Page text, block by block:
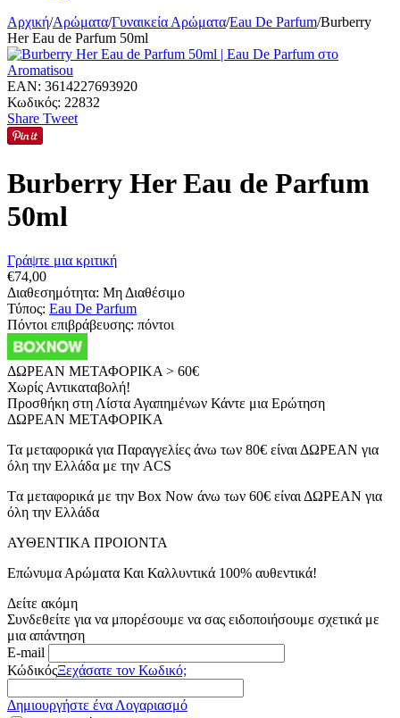
Αρχική/Αρώματα/Γυναικεία Αρώματα/Eau De Parfum/Burberry
Her Eau de Parfum 50ml
EAN: 3614227693920
Κωδικός: 22832
Share Tweet
Burberry Her Eau de Parfum
50ml
Γράψτε μια κριτική
€74,00
Διαθεσημότητα: Μη Διαθέσιμο
Τύπος: Eau De Parfum
Πόντοι επιβράβευσης: πόντοι
ΔΩΡΕΑΝ ΜΕΤΑΦΟΡΙΚΑ > 60€
Χωρίς Αντικαταβολή!
Προσθήκη στη Λίστα Αγαπημένων Κάντε μια Ερώτηση
ΔΩΡΕΑΝ ΜΕΤΑΦΟΡΙΚΑ
Τα μεταφορικά για Παραγγελίες άνω των 80€ είναι ΔΩΡΕΑΝ για
όλη την Ελλάδα με την ACS
Tα μεταφορικά με την Box Now άνω των 60€ είναι ΔΩΡΕΑΝ για
όλη την Ελλάδα
ΑΥΘΕΝΤΙΚΑ ΠΡΟΙΟΝΤΑ
Επώνυμα Αρώματα Και Καλλυντικά 100% αυθεντικά!
Δείτε ακόμη
Συνδεθείτε για να μπορέσουμε να σας ειδοποιήσουμε σχετικά με
μια απάντηση
E-mail
ΚώδικόςΞεχάσατε τον Κωδικό;
Δημιουργήστε ένα Λογαριασμό